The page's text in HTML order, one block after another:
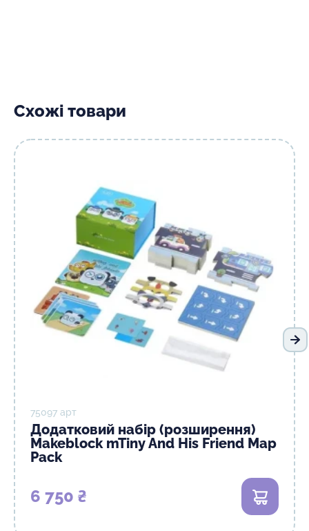
Схожі товари
75097 арт
Додатковий набір (розширення)
Makeblock mTiny And His Friend Map
Pack
6 750 ₴ В кошик